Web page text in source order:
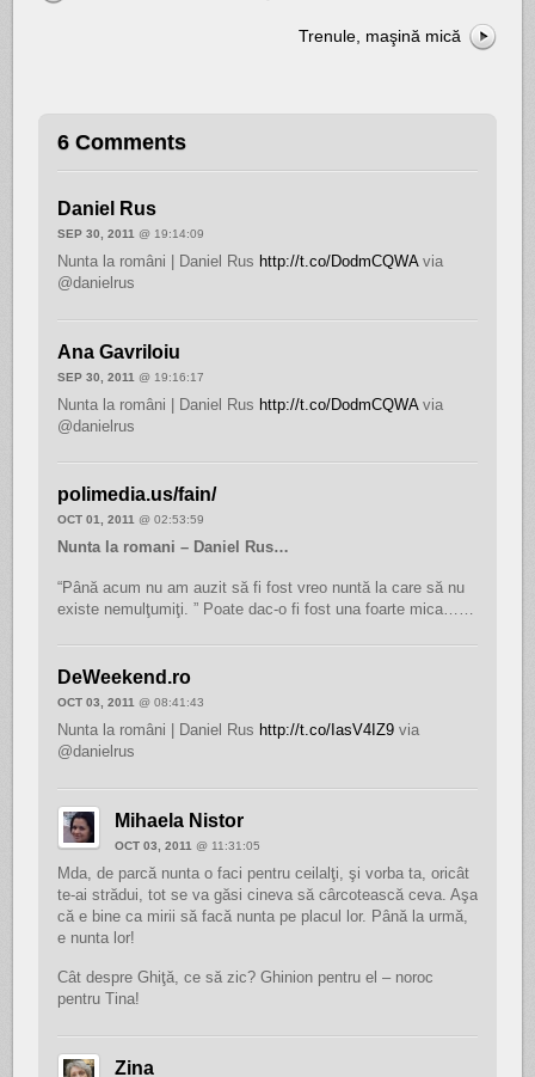
Trenule, maşină mică
6 Comments
Daniel Rus
SEP 30, 2011 @ 19:14:09
Nunta la români | Daniel Rus http://t.co/DodmCQWAvia
@danielrus
Ana Gavriloiu
SEP 30, 2011 @ 19:16:17
Nunta la români | Daniel Rus http://t.co/DodmCQWAvia
@danielrus
polimedia.us/fain/
OCT 01, 2011@ 02:53:59
Nunta la romani – Daniel Rus…
“Până acum nu am auzit să fi fost vreo nuntă la care să nu
existe nemulţumiţi. ” Poate dac-o fi fost una foarte mica……
DeWeekend.ro
OCT 03, 2011@ 08:41:43
Nunta la români | Daniel Rus http://t.co/IasV4IZ9via
@danielrus
Mihaela Nistor
OCT 03, 2011 @ 11:31:05
Mda, de parcă nunta o faci pentru ceilalţi, şi vorba ta, oricât
te-ai strădui, tot se va găsi cineva să cârcotească ceva. Aşa
că e bine ca mirii să facă nunta pe placul lor. Până la urmă,
e nunta lor!
Cât despre Ghiţă, ce să zic? Ghinion pentru el – noroc
pentru Tina!
Zina